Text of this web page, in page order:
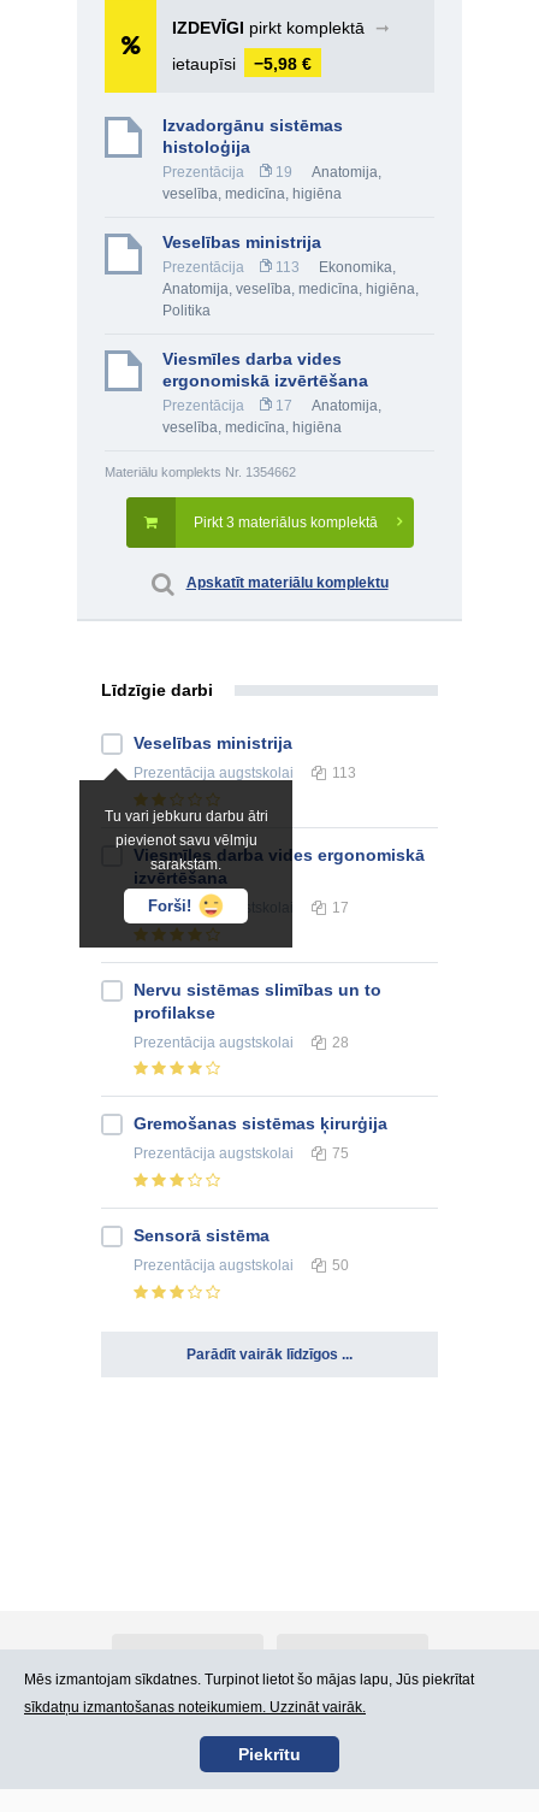
IZDEVĪGI pirkt komplektā
➞
ietaupīsi
−5,98 €
Izvadorgānu sistēmas
histoloģija
Prezentācija 19
Anatomija,
veselība, medicīna, higiēna
Veselības ministrija
Prezentācija 113 Ekonomika,
Anatomija, veselība, medicīna, higiēna,
Politika
Viesmīles darba vides
ergonomiskā izvērtēšana
Prezentācija 17
Anatomija,
veselība, medicīna, higiēna
Materiālu komplekts Nr. 1354662
Pirkt 3 materiālus komplektā
Apskatīt materiālu komplektu
Līdzīgie darbi
Tu vari jebkuru darbu ātri
pievienot savu vēlmju
sarakstam.
Forši!
Veselības ministrija
Prezentācija augstskolai 113
Viesmīles darba vides ergonomiskā
izvērtēšana
Prezentācijaaugstskolai 17
Nervu sistēmas slimības un to
profilakse
Prezentācija augstskolai 28
Gremošanas sistēmas ķirurģija
Prezentācija augstskolai 75
Sensorā sistēma
Prezentācija augstskolai 50
Parādīt vairāk līdzīgos ...
Kontakti Lietošanas noteikumi
Mēs izmantojam sīkdatnes. Turpinot lietot šo mājas lapu, Jūs piekrītat
sīkdatņu izmantošanas noteikumiem. Uzzināt vairāk.
Piekrītu